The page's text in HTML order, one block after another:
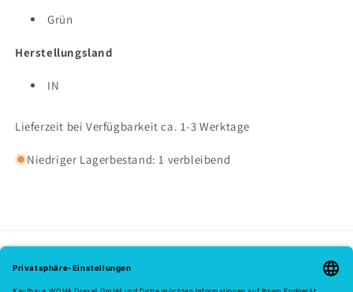
Grün
Herstellungsland
IN
Lieferzeit bei Verfügbarkeit ca. 1-3 Werktage
Niedriger Lagerbestand: 1 verbleibend